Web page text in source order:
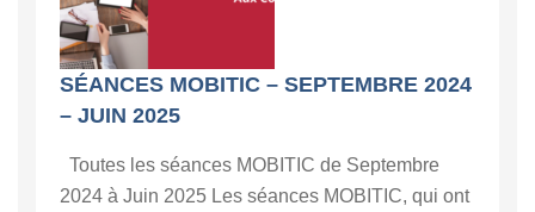
SÉANCES MOBITIC – SEPTEMBRE 2024
– JUIN 2025
Toutes les séances MOBITIC de Septembre
2024 à Juin 2025 Les séances MOBITIC, qui ont